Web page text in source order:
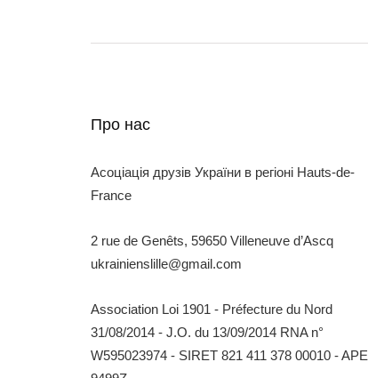
Про нас
Асоціація друзів України в регіоні Hauts-de-
France
2 rue de Genêts, 59650 Villeneuve d’Ascq
ukrainienslille@gmail.com
Association Loi 1901 - Préfecture du Nord
31/08/2014 - J.O. du 13/09/2014 RNA n°
W595023974 - SIRET 821 411 378 00010 - APE